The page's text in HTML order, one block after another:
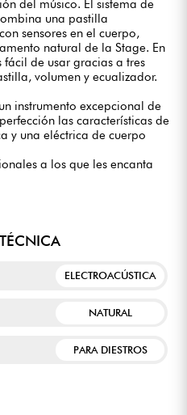
del músico. El sistema de
una pastilla
sensores en el cuerpo,
natural de la Stage. En
fácil de usar gracias a tres
volumen y ecualizador.
instrumento excepcional de
las características de
y una eléctrica de cuerpo
a los que les encanta
ELECTROACÚSTICA
NATURAL
PARA DIESTROS